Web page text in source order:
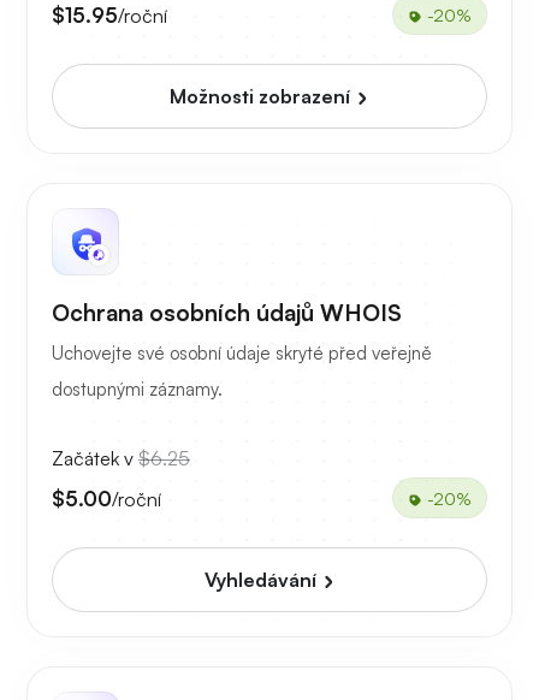
$15.95/roční -20%
Možnosti zobrazení
Ochrana osobních údajů WHOIS
Uchovejte své osobní údaje skryté před veřejně
dostupnými záznamy.
Začátek v $6.25
$5.00/roční -20%
Vyhledávání